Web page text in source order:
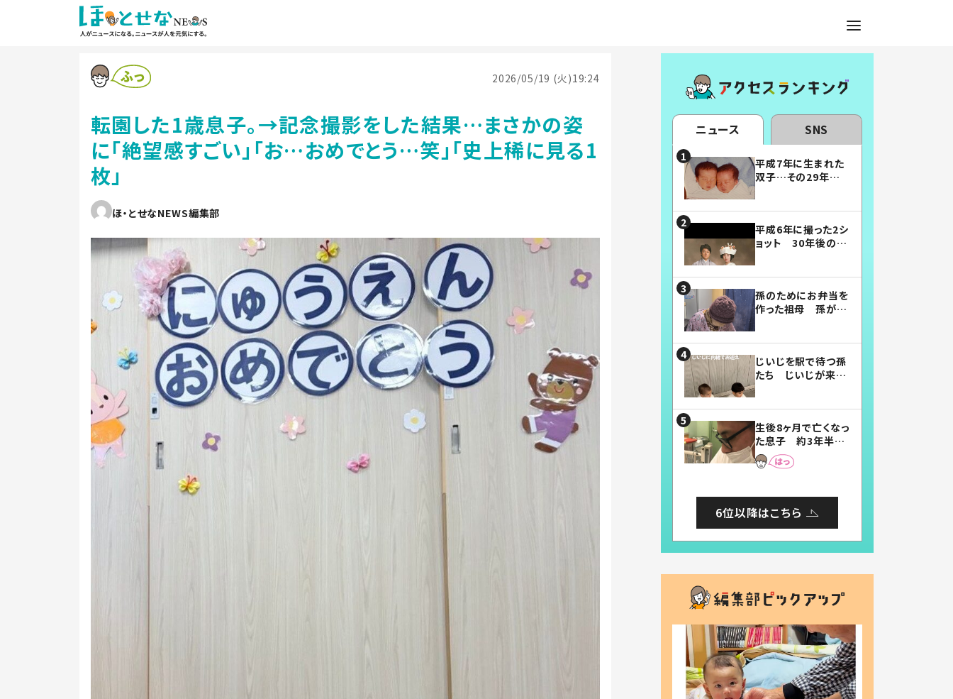
2026/05/19 (火)19:24
転園した1歳息子。→記念撮影をした結果…まさかの姿
に「絶望感すごい」「お…おめでとう…笑」「史上稀に見る1
枚」
ほ・とせなNEWS編集部
ニュース SNS
平成7年に生まれた
双子…その29年後
平成6年に撮った2シ
ョット 30年後の姿
孫のためにお弁当を
作った祖母 孫が絶
じいじを駅で待つ孫
たち じいじが来た
まらない」「幸せにな
れる」
生後8ヶ月で亡くなっ
た息子 約3年半
後、当時の妻の日記
に書いてあった本音
6位以降はこちら